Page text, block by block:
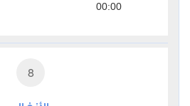
00:00
8